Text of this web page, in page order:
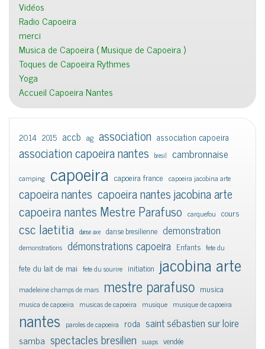
Vidéos
Radio Capoeira
merci
Musica de Capoeira ( Musique de Capoeira )
Toques de Capoeira Rythmes
Yoga
Accueil Capoeira Nantes
2014 2015 accb ag association association capoeira
association capoeira nantes bresil cambronnaise
camping capoeira capoeira france capoeira jacobina arte
capoeira nantes capoeira nantes jacobina arte
capoeira nantes Mestre Parafuso carquefou cours
csc laetitia danse axe danse bresilienne demonstration
demonstrations démonstrations capoeira Enfants fete du
fete du lait de mai fete du sourire initiation jacobina arte
madeleine champs de mars mestre parafuso musica
musica de capoeira musicas de capoeira musique musique de capoeira
nantes paroles de capoeira roda saint sébastien sur loire
samba spectacles bresilien suaps vendée